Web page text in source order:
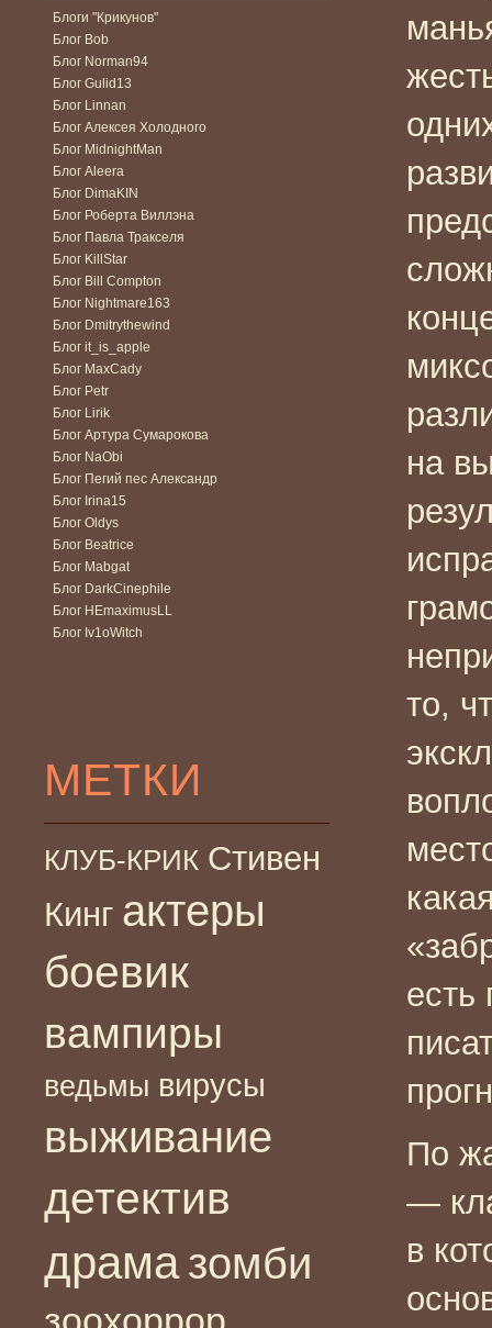
Блоги "Крикунов"
Блог Bob
Блог Norman94
Блог Gulid13
Блог Linnan
Блог Алексея Холодного
Блог MidnightMan
Блог Aleera
Блог DimaKIN
Блог Роберта Виллэна
Блог Павла Тракселя
Блог KillStar
Блог Bill Compton
Блог Nightmare163
Блог Dmitrythewind
Блог it_is_apple
Блог MaxCady
Блог Petr
Блог Lirik
Блог Артура Сумарокова
Блог NaObi
Блог Пегий пес Александр
Блог Irina15
Блог Oldys
Блог Beatrice
Блог Mabgat
Блог DarkCinephile
Блог HEmaximusLL
Блог Iv1oWitch
МЕТКИ
КЛУБ-КРИК Стивен
Кинг актеры
боевик
вампиры
ведьмы вирусы
выживание
детектив
драма зомби
на
то,
есть
По
—
в